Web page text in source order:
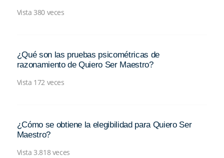
Vista 380 veces
¿Qué son las pruebas psicométricas de
razonamiento de Quiero Ser Maestro?
Vista 172 veces
¿Cómo se obtiene la elegibilidad para Quiero Ser
Maestro?
Vista 3.818 veces